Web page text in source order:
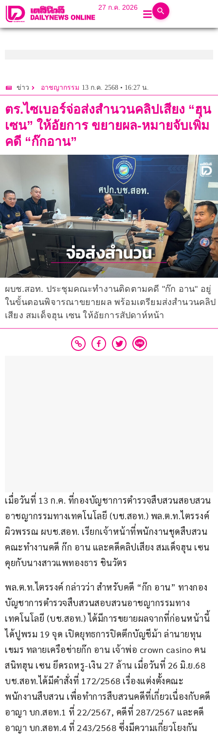
27 ก.ค. 2026
ข่าว อาชญากรรม 13 ก.ค. 2568 • 16:27 น.
ตร.ไซเบอร์จ่อส่งสำนวนคลิปเสียง “ฮุน
เซน” ให้อัยการ ขยายผล-หมายจับเพิ่ม
คดี “ก๊กอาน”
ผบช.สอท. ประชุมคณะทำงานติดตามคดี "ก๊ก อาน" อยู่
ในขั้นตอนพิจารณาขยายผล พร้อมเตรียมส่งสำนวนคลิป
เสียง สมเด็จฮุน เซน ให้อัยการสัปดาห์หน้า
เมื่อวันที่ 13 ก.ค. ที่กองบัญชาการตำรวจสืบสวนสอบสวน
อาชญากรรมทางเทคโนโลยี (บช.สอท.) พล.ต.ท.ไตรรงค์
ผิวพรรณ ผบช.สอท. เรียกเจ้าหน้าที่พนักงานชุดสืบสวน
คณะทำงานคดี ก๊ก อาน และคดีคลิปเสียง สมเด็จฮุน เซน
คุยกับนางสาวแพทองธาร ชินวัตร
พล.ต.ท.ไตรรงค์ กล่าวว่า สำหรับคดี “ก๊ก อาน” ทางกอง
บัญชาการตำรวจสืบสวนสอบสวนอาชญากรรมทาง
เทคโนโลยี (บช.สอท.) ได้มีการขยายผลจากที่ก่อนหน้านี้
ได้ปูพรม 19 จุด เปิดยุทธการปิดตึกบัญชีม้า ล่านายทุน
เขมร ทลายเครือข่ายก๊ก อาน เจ้าพ่อ crown casino คน
สนิทฮุน เซน ยึดรถหรู-เงิน 27 ล้าน เมื่อวันที่ 26 มิ.ย.68
บช.สอท.ได้มีคำสั่งที่ 172/2568 เรื่องแต่งตั้งคณะ
พนักงานสืบสวน เพื่อทำการสืบสวนคดีที่เกี่ยวเนื่องกับคดี
อาญา บก.สอท.1 ที่ 22/2567, คดีที่ 287/2567 และคดี
อาญา บก.สอท.4 ที่ 243/2568 ซึ่งมีความเกี่ยวโยงกัน